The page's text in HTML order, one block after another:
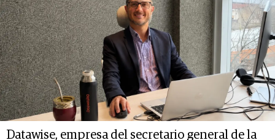
Datawise, empresa del secretario general de la